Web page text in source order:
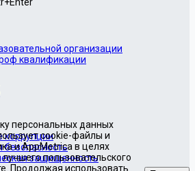
организации
квалификации
коррупции
защищенность
персональных данных
cookie-файлы и
и AppMetrica в целях
пользовательского
Продолжая использовать